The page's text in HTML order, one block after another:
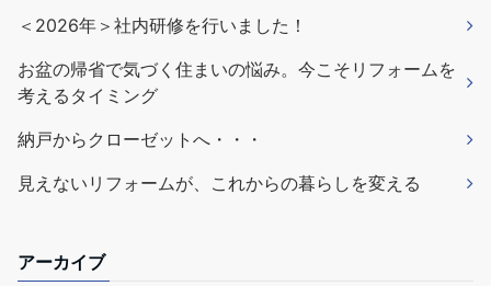
＜2026年＞社内研修を行いました！
お盆の帰省で気づく住まいの悩み。今こそリフォームを
考えるタイミング
納戸からクローゼットへ・・・
見えないリフォームが、これからの暮らしを変える
アーカイブ